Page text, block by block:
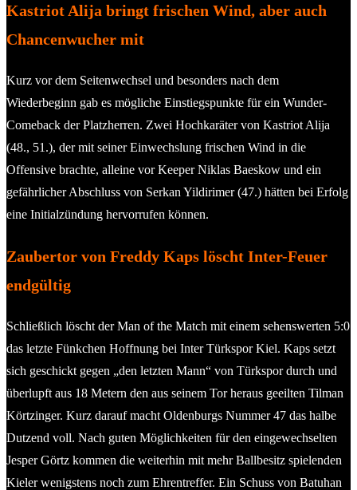
Kastriot Alija bringt frischen Wind, aber auch
Chancenwucher mit
Kurz vor dem Seitenwechsel und besonders nach dem
Wiederbeginn gab es mögliche Einstiegspunkte für ein Wunder-
Comeback der Platzherren. Zwei Hochkaräter von Kastriot Alija
(48., 51.), der mit seiner Einwechslung frischen Wind in die
Offensive brachte, alleine vor Keeper Niklas Baeskow und ein
gefährlicher Abschluss von Serkan Yildirimer (47.) hätten bei Erfolg
eine Initialzündung hervorrufen können.
Zaubertor von Freddy Kaps löscht Inter-Feuer
endgültig
Schließlich löscht der Man of the Match mit einem sehenswerten 5:0
das letzte Fünkchen Hoffnung bei Inter Türkspor Kiel. Kaps setzt
sich geschickt gegen „den letzten Mann“ von Türkspor durch und
überlupft aus 18 Metern den aus seinem Tor heraus geeilten Tilman
Körtzinger. Kurz darauf macht Oldenburgs Nummer 47 das halbe
Dutzend voll. Nach guten Möglichkeiten für den eingewechselten
Jesper Görtz kommen die weiterhin mit mehr Ballbesitz spielenden
Kieler wenigstens noch zum Ehrentreffer. Ein Schuss von Batuhan